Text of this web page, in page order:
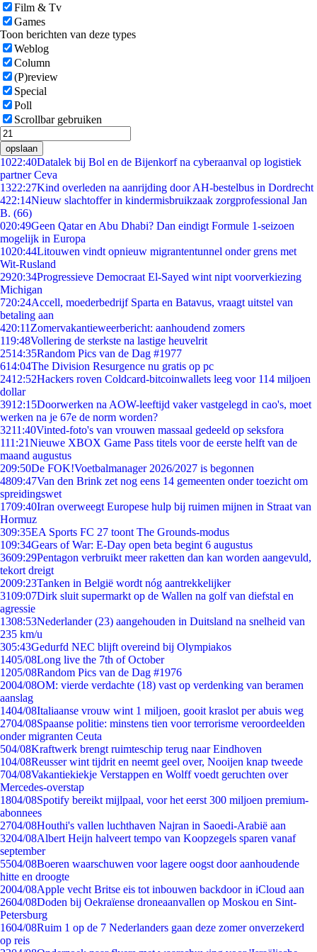
Film & Tv
Games
Toon berichten van deze types
Weblog
Column
(P)review
Special
Poll
Scrollbar gebruiken
opslaan
1022:40Datalek bij Bol en de Bijenkorf na cyberaanval op logistiek
partner Ceva
1322:27Kind overleden na aanrijding door AH-bestelbus in Dordrecht
422:14Nieuw slachtoffer in kindermisbruikzaak zorgprofessional Jan
B. (66)
020:49Geen Qatar en Abu Dhabi? Dan eindigt Formule 1-seizoen
mogelijk in Europa
1020:44Litouwen vindt opnieuw migrantentunnel onder grens met
Wit-Rusland
2920:34Progressieve Democraat El-Sayed wint nipt voorverkiezing
Michigan
720:24Accell, moederbedrijf Sparta en Batavus, vraagt uitstel van
betaling aan
420:11 Zomervakantieweerbericht: aanhoudend zomers
119:48Vollering de sterkste na lastige heuvelrit
2514:35Random Pics van de Dag #1977
614:04The Division Resurgence nu gratis op pc
2412:52Hackers roven Coldcard-bitcoinwallets leeg voor 114 miljoen
dollar
3912:15Doorwerken na AOW-leeftijd vaker vastgelegd in cao's, moet
werken na je 67e de norm worden?
3211:40Vinted-foto's van vrouwen massaal gedeeld op seksfora
111:21Nieuwe XBOX Game Pass titels voor de eerste helft van de
maand augustus
209:50De FOK!Voetbalmanager 2026/2027 is begonnen
4809:47Van den Brink zet nog eens 14 gemeenten onder toezicht om
spreidingswet
1709:40Iran overweegt Europese hulp bij ruimen mijnen in Straat van
Hormuz
309:35EA Sports FC 27 toont The Grounds-modus
109:34Gears of War: E-Day open beta begint 6 augustus
3609:29Pentagon verbruikt meer raketten dan kan worden aangevuld,
tekort dreigt
2009:23Tanken in België wordt nóg aantrekkelijker
3109:07Dirk sluit supermarkt op de Wallen na golf van diefstal en
agressie
1308:53Nederlander (23) aangehouden in Duitsland na snelheid van
235 km/u
305:43Gedurfd NEC blijft overeind bij Olympiakos
1405/08Long live the 7th of October
1205/08Random Pics van de Dag #1976
2004/08OM: vierde verdachte (18) vast op verdenking van beramen
aanslag
1404/08Italiaanse vrouw wint 1 miljoen, gooit kraslot per abuis weg
2704/08Spaanse politie: minstens tien voor terrorisme veroordeelden
onder migranten Ceuta
504/08Kraftwerk brengt ruimteschip terug naar Eindhoven
104/08Reusser wint tijdrit en neemt geel over, Nooijen knap tweede
704/08Vakantiekiekje Verstappen en Wolff voedt geruchten over
Mercedes-overstap
1804/08Spotify bereikt mijlpaal, voor het eerst 300 miljoen premium-
abonnees
2704/08Houthi's vallen luchthaven Najran in Saoedi-Arabië aan
3204/08Albert Heijn halveert tempo van Koopzegels sparen vanaf
september
5504/08Boeren waarschuwen voor lagere oogst door aanhoudende
hitte en droogte
2004/08Apple vecht Britse eis tot inbouwen backdoor in iCloud aan
2604/08Doden bij Oekraïense droneaanvallen op Moskou en Sint-
Petersburg
1604/08Ruim 1 op de 7 Nederlanders gaan deze zomer onverzekerd
op reis